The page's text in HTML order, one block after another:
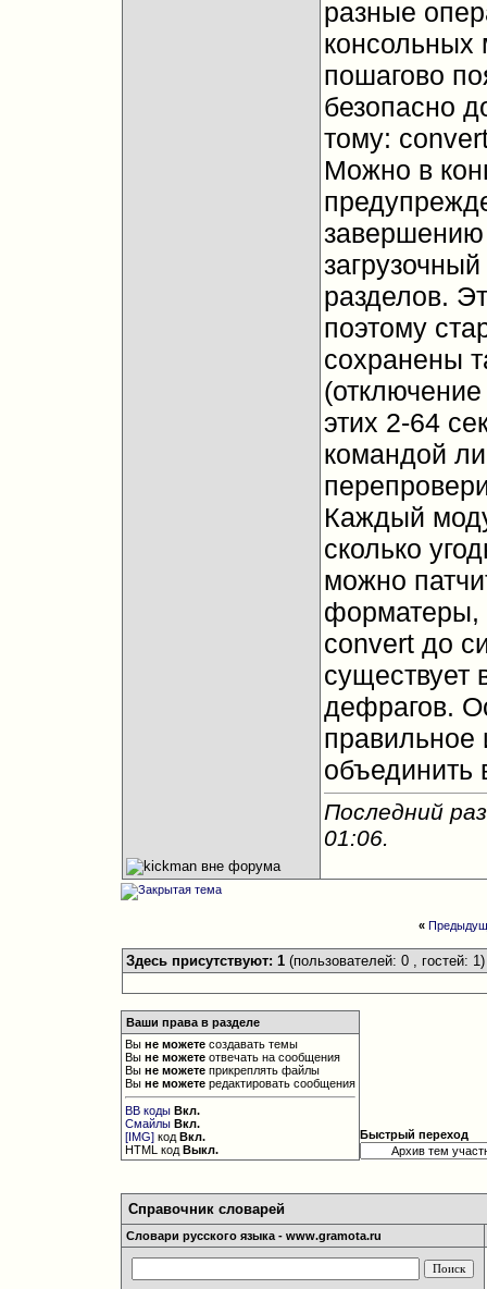
разные
консольных
пошагово
безопасно
тому:
Можно в
завершению
разделов.
поэтому
сохранены
этих 2-64
командой
Каждый
сколько
можно
форматеры,
convert до
существует
дефрагов.
правильное
объединить
Последний
01:06.
«
Здесь присутствуют: 1 (пользователей: 0 , гостей: 1)
Ваши права в разделе
Выне можете создавать темы
Выне можете отвечать на сообщения
Выне можете прикреплять файлы
Выне можете редактировать сообщения
BB коды Вкл.
Смайлы Вкл.
[IMG] кодВкл.
HTML кодВыкл.
Быстрый переход
Справочник словарей
Словари русского языка - www.gramota.ru